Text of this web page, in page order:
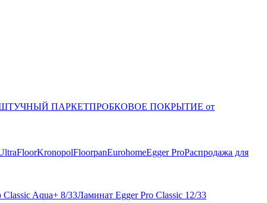
ПАРКЕТПРОБКОВОЕ ПОКРЫТИЕ от
KronopolFloorpanEurohomeEgger ProРаспродажа для
Aqua+ 8/33Ламинат Egger Pro Classic 12/33